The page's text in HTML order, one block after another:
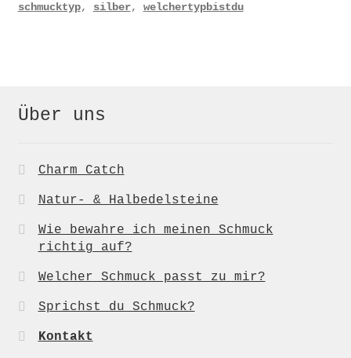
schmucktyp, silber, welchertypbistdu
Über uns
Charm Catch
Natur- & Halbedelsteine
Wie bewahre ich meinen Schmuck
richtig auf?
Welcher Schmuck passt zu mir?
Sprichst du Schmuck?
Kontakt